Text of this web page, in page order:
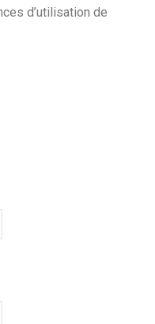
d’utilisation de